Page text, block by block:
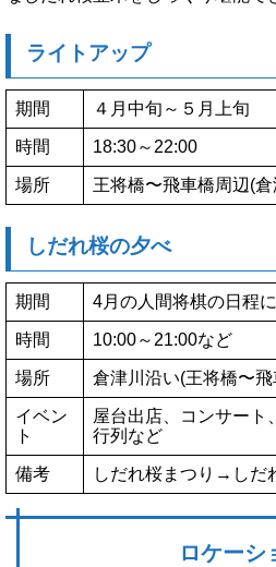
ライトアップ
期間 ４月中旬～５月上旬
時間 18:30～22:00
場所 王将橋〜飛車橋周辺(
しだれ桜の夕べ
期間 4月の人間将棋の日程
時間 10:00～21:00など
場所 倉津川沿い(王将橋〜
イベン
ト
屋台出店、コンサート
行列など
備考 しだれ桜まつり→しだ
ロケーシ